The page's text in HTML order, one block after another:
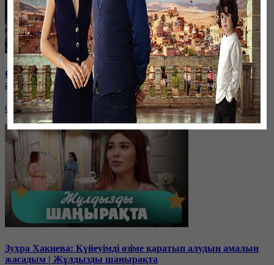
Сабыркүл Асанова: Туған анам тірі болса да, мені басқа
әйел өсірді | Жұлдызды шаңырақта
03 февраля, 17:00
Зухра Хакиева: Күйеуімді өзіме қаратып алудың амалын
жасадым | Жұлдызды шаңырақта